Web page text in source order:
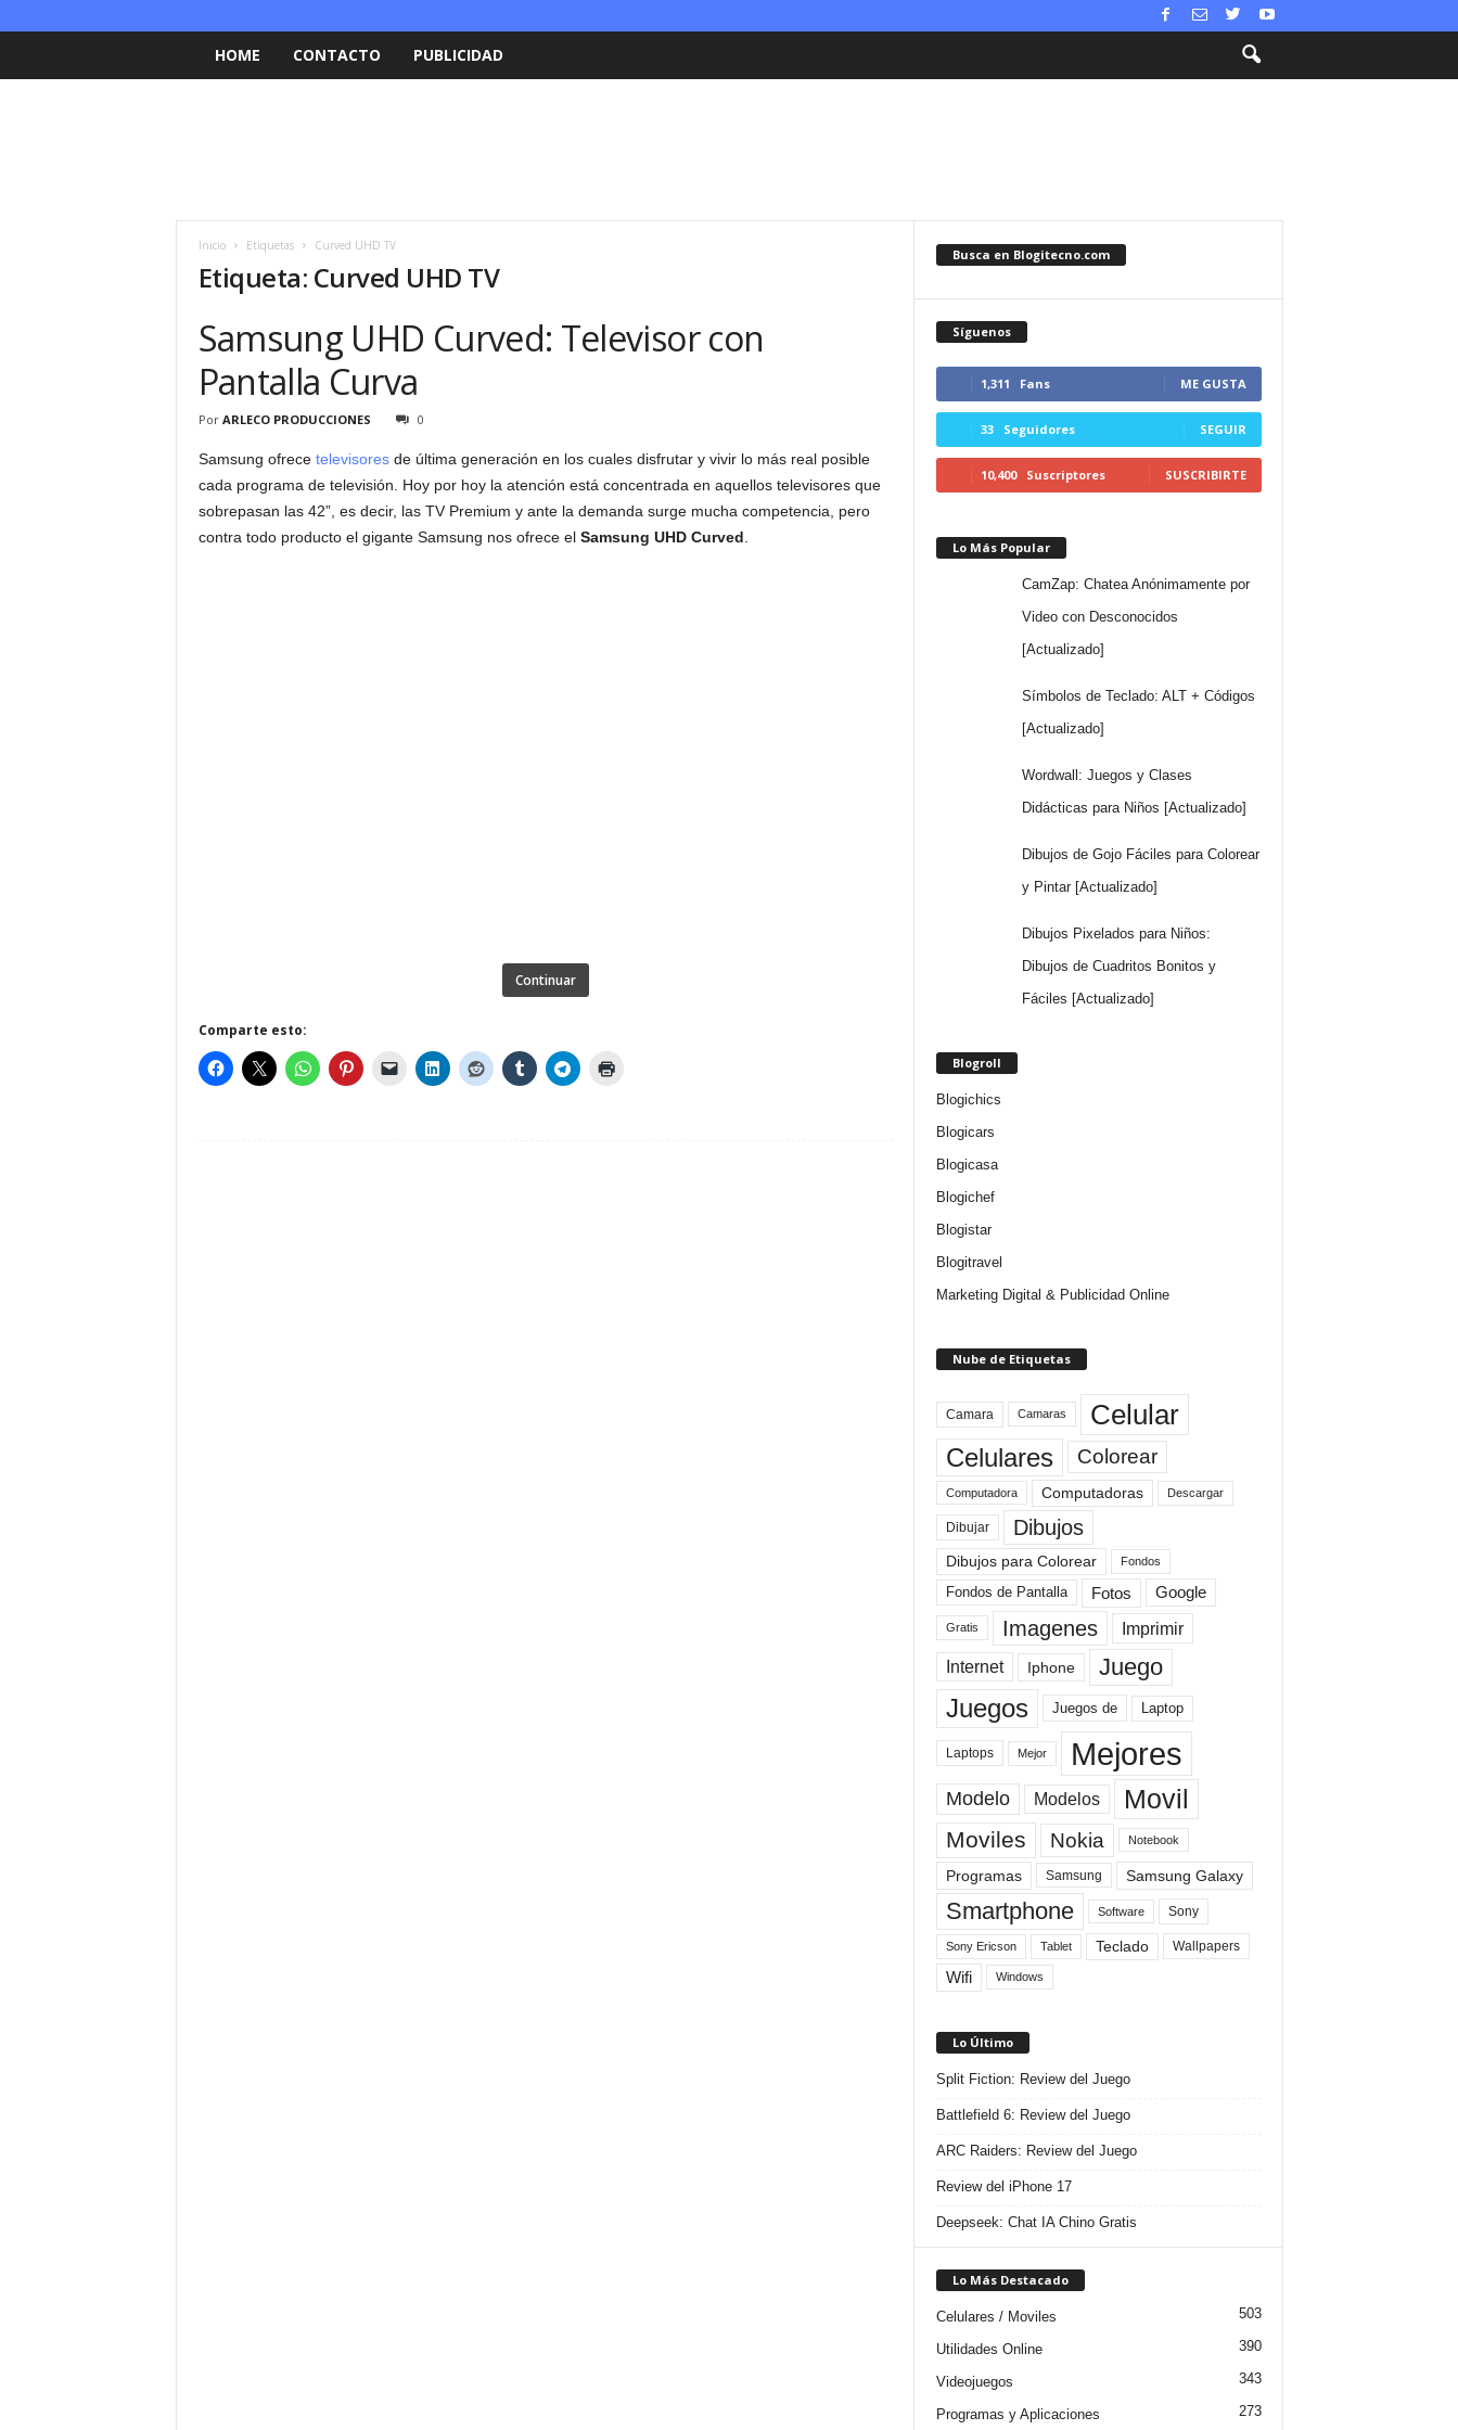
HOME CONTACTO PUBLICIDAD
Inicio Etiquetas Curved UHD TV
Etiqueta: Curved UHD TV
Samsung UHD Curved: Televisor con
Pantalla Curva
Por ARLECO PRODUCCIONES 0
Samsung ofrece televisoresde última generación en los cuales disfrutar y vivir lo más real posible
cada programa de televisión. Hoy por hoy la atención está concentrada en aquellos televisores que
sobrepasan las 42”, es decir, las TV Premium y ante la demanda surge mucha competencia, pero
contra todo producto el gigante Samsung nos ofrece el Samsung UHD Curved
Continuar
Comparte esto:
Busca en Blogitecno.com
Síguenos
1,311 Fans ME GUSTA
33 Seguidores SEGUIR
10,400 Suscriptores SUSCRIBIRTE
Lo Más Popular
CamZap: Chatea Anónimamente por
Video con Desconocidos
[Actualizado]
Símbolos de Teclado: ALT + Códigos
[Actualizado]
Wordwall: Juegos y Clases
Didácticas para Niños [Actualizado]
Dibujos de Gojo Fáciles para Colorear
y Pintar [Actualizado]
Dibujos Pixelados para Niños:
Dibujos de Cuadritos Bonitos y
Fáciles [Actualizado]
Blogroll
Blogichics
Blogicars
Blogicasa
Blogichef
Blogistar
Blogitravel
Marketing Digital & Publicidad Online
Nube de Etiquetas
Camara Camaras Celular
Celulares Colorear
Computadora Computadoras Descargar
Dibujar Dibujos
Dibujos para Colorear Fondos
Fondos de Pantalla Fotos Google
Gratis Imagenes Imprimir
Internet Iphone Juego
Juegos Juegos de Laptop
Laptops Mejor Mejores
Modelo Modelos Movil
Moviles Nokia Notebook
Programas Samsung Samsung Galaxy
Smartphone Software Sony
Sony Ericson Tablet Teclado Wallpapers
Wifi Windows
Lo Último
Split Fiction: Review del Juego
Battlefield 6: Review del Juego
ARC Raiders: Review del Juego
Review del iPhone 17
Deepseek: Chat IA Chino Gratis
Lo Más Destacado
Celulares / Moviles 503
Utilidades Online 390
Videojuegos 343
Programas y Aplicaciones 273